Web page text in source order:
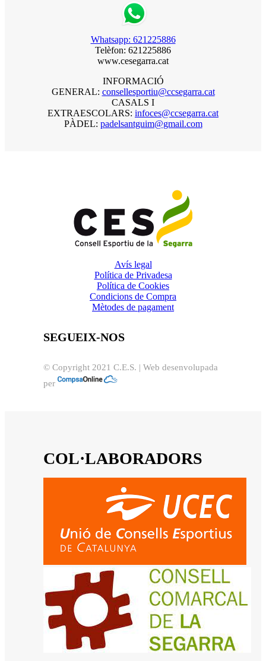
Whatsapp: 621225886
Telèfon: 621225886
www.cesegarra.cat
INFORMACIÓ
GENERAL: consellesportiu@ccsegarra.cat
CASALS I
EXTRAESCOLARS: infoces@ccsegarra.cat
PÀDEL: padelsantguim@gmail.com
Avís legal
Política de Privadesa
Política de Cookies
Condicions de Compra
Mètodes de pagament
SEGUEIX-NOS
© Copyright 2021 C.E.S. | Web desenvolupada
per
COL·LABORADORS